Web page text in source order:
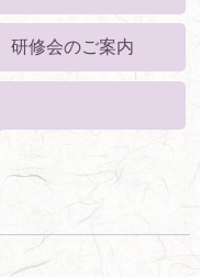
研修会のご案内